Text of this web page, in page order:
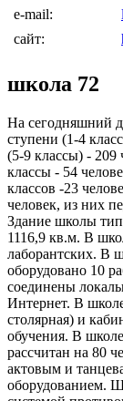
e-mail:
сайт:
школа 72
На сегодняшний
ступени (1-4
(5-9 классы) - 209
классы - 54
классов -23
человек, из них
Здание школы
1116,9 кв.м. В
лаборантских. В
оборудовано 10
соединены
Интернет. В
столярная) и
обучения. В
рассчитан на 80
актовым и
оборудованием.